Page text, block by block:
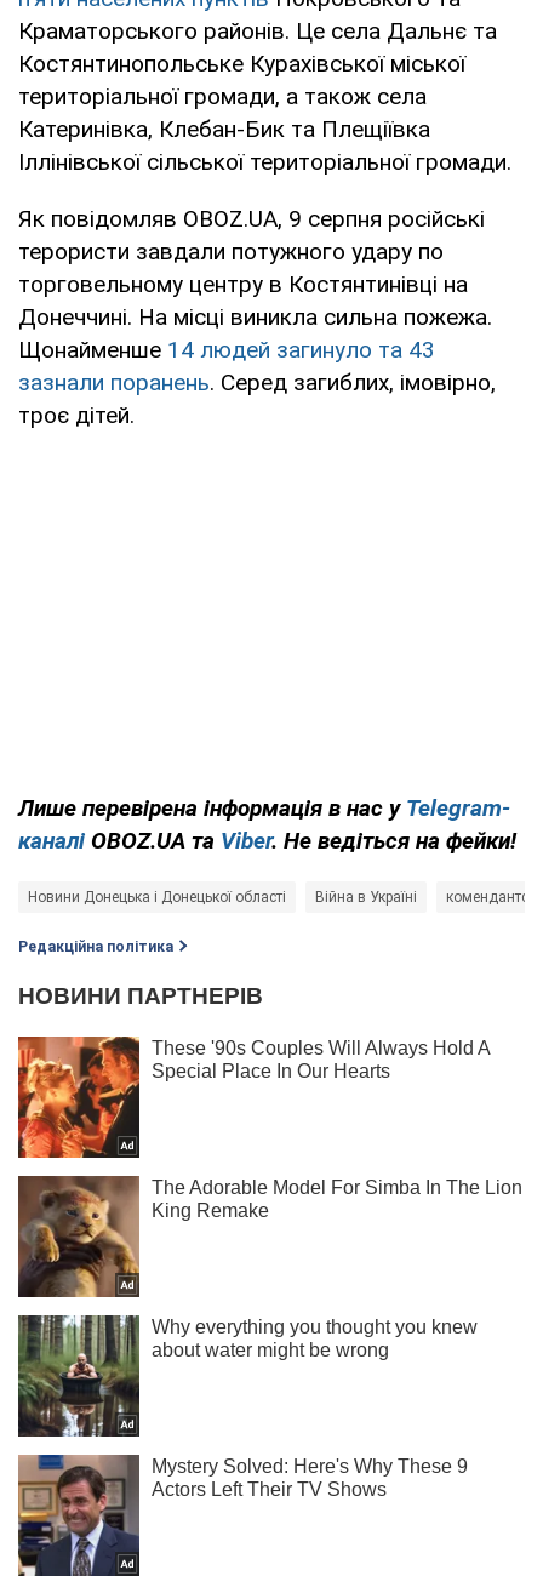
Краматорського районів. Це села Дальнє та
Костянтинопольське Курахівської міської
територіальної громади, а також села
Катеринівка, Клебан-Бик та Плещіївка
Іллінівської сільської територіальної громади.
Як повідомляв OBOZ.UA, 9 серпня російські
терористи завдали потужного удару по
торговельному центру в Костянтинівці на
Донеччині. На місці виникла сильна пожежа.
Щонайменше 14 людей загинуло та 43
зазнали поранень. Серед загиблих, імовірно,
троє дітей.
Лише перевірена інформація в нас у Telegram-
каналі OBOZ.UA та Viber. Не ведіться на фейки!
Новини Донецька і Донецької області Війна в Україні
Редакційна політика